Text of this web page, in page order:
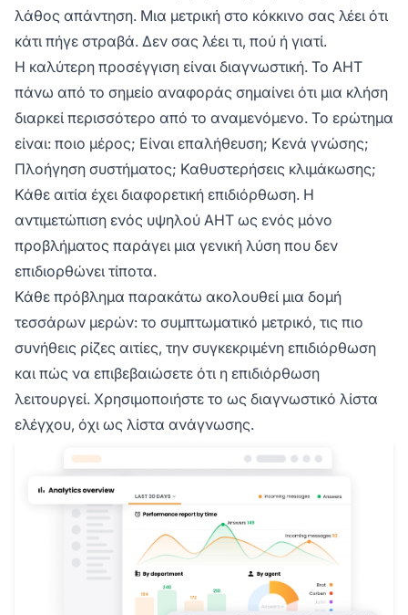
λάθος απάντηση. Μια μετρική στο κόκκινο σας λέει ότι
κάτι πήγε στραβά. Δεν σας λέει τι, πού ή γιατί.
Η καλύτερη προσέγγιση είναι διαγνωστική. Το AHT
πάνω από το σημείο αναφοράς σημαίνει ότι μια κλήση
διαρκεί περισσότερο από το αναμενόμενο. Το ερώτημα
είναι: ποιο μέρος; Είναι επαλήθευση; Κενά γνώσης;
Πλοήγηση συστήματος; Καθυστερήσεις κλιμάκωσης;
Κάθε αιτία έχει διαφορετική επιδιόρθωση. Η
αντιμετώπιση ενός υψηλού AHT ως ενός μόνο
προβλήματος παράγει μια γενική λύση που δεν
επιδιορθώνει τίποτα.
Κάθε πρόβλημα παρακάτω ακολουθεί μια δομή
τεσσάρων μερών: το συμπτωματικό μετρικό, τις πιο
συνήθεις ρίζες αιτίες, την συγκεκριμένη επιδιόρθωση
και πώς να επιβεβαιώσετε ότι η επιδιόρθωση
λειτουργεί. Χρησιμοποιήστε το ως διαγνωστικό λίστα
ελέγχου, όχι ως λίστα ανάγνωσης.